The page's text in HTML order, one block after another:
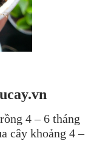
vn
4 – 6 tháng
cây khoảng 4 –